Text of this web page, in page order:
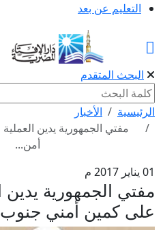
التعليم عن بعد
البحث المتقدم
الرئيسية
الأخبار
مفتي الجمهورية يدين العملية
أمن...
01 يناير 2017 م
مفتي الجمهورية يدين
على كمين أمني